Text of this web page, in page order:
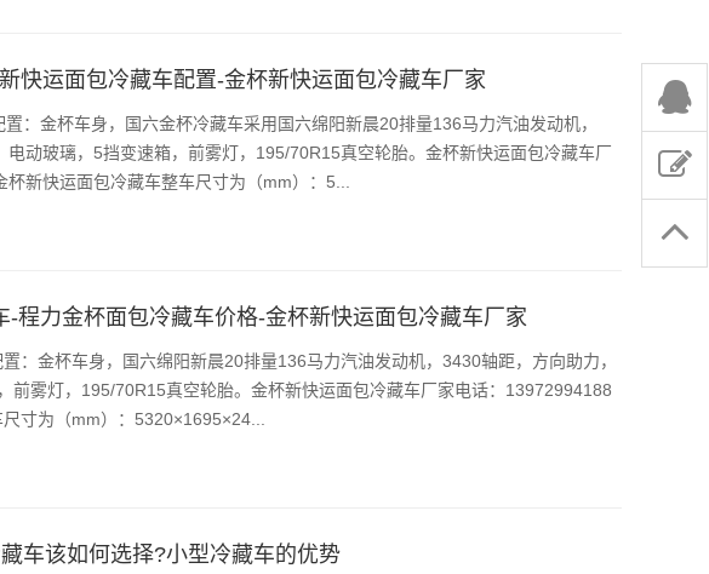
快运面包冷藏车配置-金杯新快运面包冷藏车厂家
：金杯车身，国六金杯冷藏车采用国六绵阳新晨20排量136马力汽油发动机，
动玻璃，5挡变速箱，前雾灯，195/70R15真空轮胎。金杯新快运面包冷藏车厂
新快运面包冷藏车整车尺寸为（mm）：5...
-程力金杯面包冷藏车价格-金杯新快运面包冷藏车厂家
：金杯车身，国六绵阳新晨20排量136马力汽油发动机，3430轴距，方向助力，
前雾灯，195/70R15真空轮胎。金杯新快运面包冷藏车厂家电话：13972994188
寸为（mm）：5320×1695×24...
车该如何选择?小型冷藏车的优势